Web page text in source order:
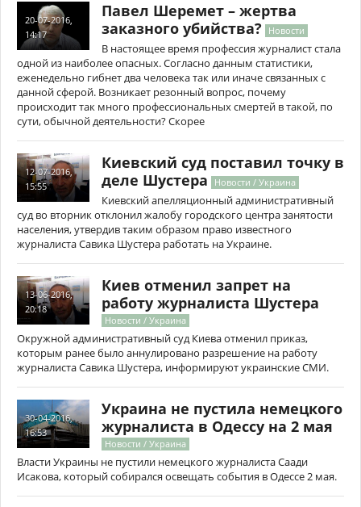
20-07-2016,
14:17
Павел Шеремет – жертва
заказного убийства?
Новости
В настоящее время профессия журналист стала
одной из наиболее опасных. Согласно данным статистики,
еженедельно гибнет два человека так или иначе связанных с
данной сферой. Возникает резонный вопрос, почему
происходит так много профессиональных смертей в такой, по
сути, обычной деятельности? Скорее
12-07-2016,
15:55
Киевский суд поставил точку в
деле Шустера
Новости / Украина
Киевский апелляционный административный
суд во вторник отклонил жалобу городского центра занятости
населения, утвердив таким образом право известного
журналиста Савика Шустера работать на Украине.
13-06-2016,
20:18
Киев отменил запрет на
работу журналиста Шустера
Новости / Украина
Окружной административный суд Киева отменил приказ,
которым ранее было аннулировано разрешение на работу
журналиста Савика Шустера, информируют украинские СМИ.
30-04-2016,
16:53
Украина не пустила немецкого
журналиста в Одессу на 2 мая
Новости / Украина
Власти Украины не пустили немецкого журналиста Саади
Исакова, который собирался освещать события в Одессе 2 мая.